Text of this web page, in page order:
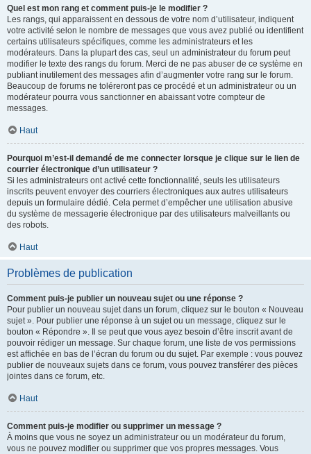
Quel est mon rang et comment puis-je le modifier ?
Les rangs, qui apparaissent en dessous de votre nom d’utilisateur, indiquent
votre activité selon le nombre de messages que vous avez publié ou identifient
certains utilisateurs spécifiques, comme les administrateurs et les
modérateurs. Dans la plupart des cas, seul un administrateur du forum peut
modifier le texte des rangs du forum. Merci de ne pas abuser de ce système en
publiant inutilement des messages afin d’augmenter votre rang sur le forum.
Beaucoup de forums ne toléreront pas ce procédé et un administrateur ou un
modérateur pourra vous sanctionner en abaissant votre compteur de
messages.
Haut
Pourquoi m’est-il demandé de me connecter lorsque je clique sur le lien de
courrier électronique d’un utilisateur ?
Si les administrateurs ont activé cette fonctionnalité, seuls les utilisateurs
inscrits peuvent envoyer des courriers électroniques aux autres utilisateurs
depuis un formulaire dédié. Cela permet d’empêcher une utilisation abusive
du système de messagerie électronique par des utilisateurs malveillants ou
des robots.
Haut
Problèmes de publication
Comment puis-je publier un nouveau sujet ou une réponse ?
Pour publier un nouveau sujet dans un forum, cliquez sur le bouton « Nouveau
sujet ». Pour publier une réponse à un sujet ou un message, cliquez sur le
bouton « Répondre ». Il se peut que vous ayez besoin d’être inscrit avant de
pouvoir rédiger un message. Sur chaque forum, une liste de vos permissions
est affichée en bas de l’écran du forum ou du sujet. Par exemple : vous pouvez
publier de nouveaux sujets dans ce forum, vous pouvez transférer des pièces
jointes dans ce forum, etc.
Haut
Comment puis-je modifier ou supprimer un message ?
À moins que vous ne soyez un administrateur ou un modérateur du forum,
vous ne pouvez modifier ou supprimer que vos propres messages. Vous